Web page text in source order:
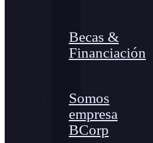
Becas &
Financiación
Somos
empresa
BCorp